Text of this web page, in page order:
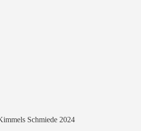
Schmiede 2024